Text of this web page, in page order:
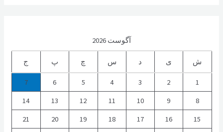
آگوست 2026
ش ی د س چ پ ج
1
2
3
4
5
6
7
8
9
10
11
12
13
14
15
16
17
18
19
20
21